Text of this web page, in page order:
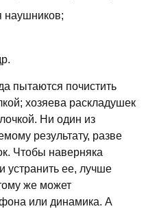
наушников;
пытаются почистить
хозяева раскладушек
Ни один из
результату, разве
Чтобы наверняка
устранить ее, лучше
же может
или динамика. А